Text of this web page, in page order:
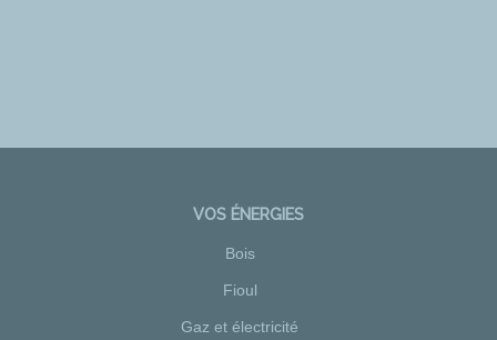
VOS ÉNERGIES
Bois
Fioul
Gaz et électricité